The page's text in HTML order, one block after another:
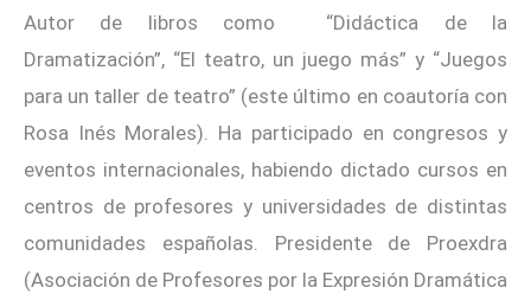
Autor de libros como “Didáctica de la
Dramatización”, “El teatro, un juego más” y “Juegos
para un taller de teatro” (este último en coautoría con
Rosa Inés Morales). Ha participado en congresos y
eventos internacionales, habiendo dictado cursos en
centros de profesores y universidades de distintas
comunidades españolas. Presidente de Proexdra
(Asociación de Profesores por la Expresión Dramática